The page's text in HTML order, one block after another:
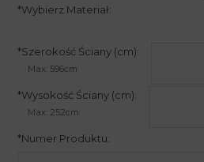
*Wybierz Materiał:
*Szerokość Ściany (cm):
Max: 596cm
*Wysokość Ściany (cm):
Max: 252cm
*Numer Produktu: